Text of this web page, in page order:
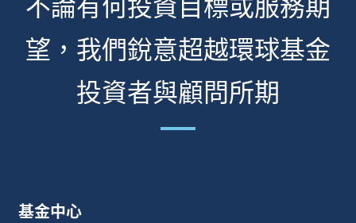
不論有何投資目標或服務期
望，我們銳意超越環球基金
投資者與顧問所期
基金中心